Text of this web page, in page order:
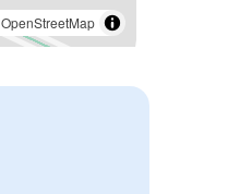
OpenStreetMap